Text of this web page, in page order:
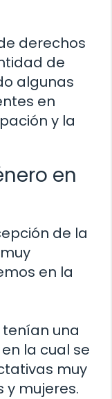
derechos
de
algunas
en
y la
en
de la
en la
una
la cual se
muy
mujeres.